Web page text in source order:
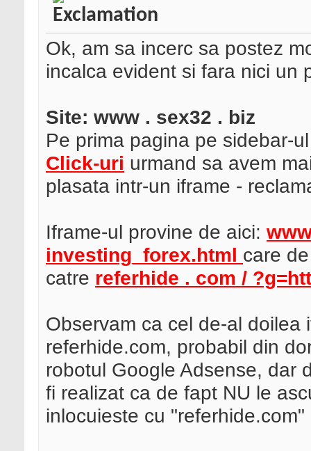
Ok, am sa incerc sa postez
incalca evident si fara nici un
Site: www . sex32 . biz
Pe prima pagina pe sidebar-
Click-uri urmand sa avem
plasata intr-un iframe -
Iframe-ul provine de aici:
investing_forex.html care
catre referhide . com /
Observam ca cel de-al doilea
referhide.com, probabil din
robotul Google Adsense, dar
fi realizat ca de fapt NU le
inlocuieste cu "referhide.com"